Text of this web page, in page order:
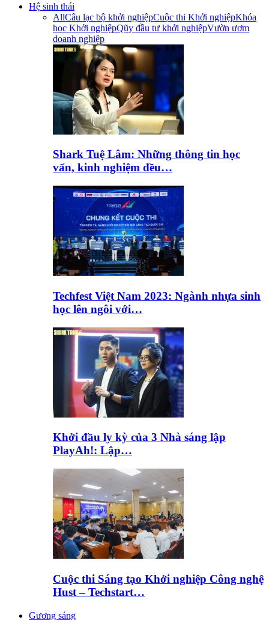
Hệ sinh thái
AllCâu lạc bộ khởi nghiệpCuộc thi Khởi nghiệpKhóa
học Khởi nghiệpQũy đầu tư khởi nghiệpVườn ươm
doanh nghiệp
Shark Tuệ Lâm: Những thông tin học
vấn, kinh nghiệm đều…
Techfest Việt Nam 2023: Ngành nhựa sinh
học lên ngôi với…
Khởi đầu ly kỳ của 3 Nhà sáng lập
PlayAh!: Lập…
Cuộc thi Sáng tạo Khởi nghiệp Công nghệ
Hust – Techstart…
Gương sáng